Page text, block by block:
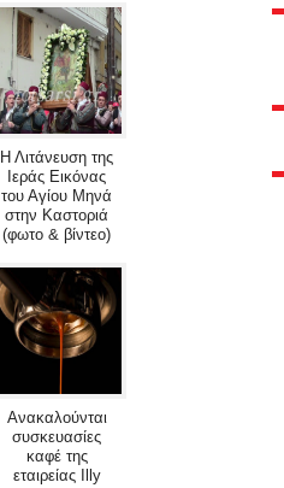
Η Λιτάνευση της
Ιεράς Εικόνας
του Αγίου Μηνά
στην Καστοριά
(φωτο & βίντεο)
Ανακαλούνται
συσκευασίες
καφέ της
εταιρείας Illy